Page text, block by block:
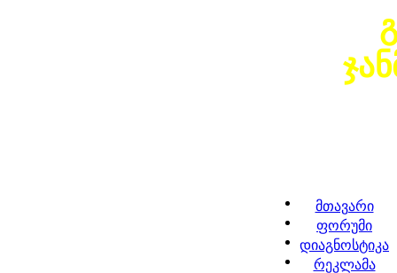
მთავარი
ფორუმი
დიაგნოსტიკა
რეკლამა